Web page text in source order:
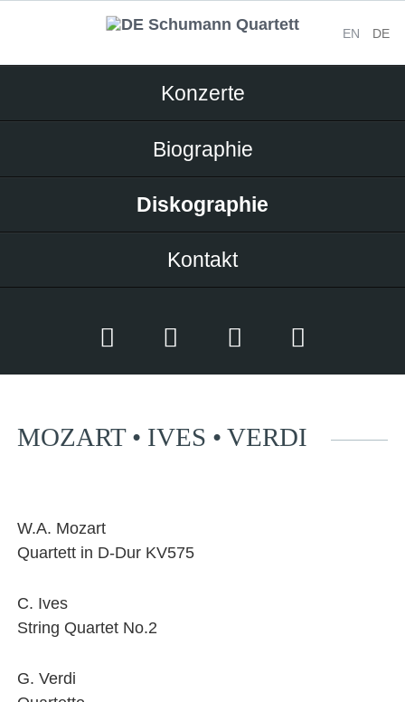
EN DE
Konzerte
Biographie
Diskographie
Kontakt
FacebookYouTubeInstagram
EMail
MOZART • IVES • VERDI
W.A. Mozart
Quartett in D-Dur KV575
C. Ives
String Quartet No.2
G. Verdi